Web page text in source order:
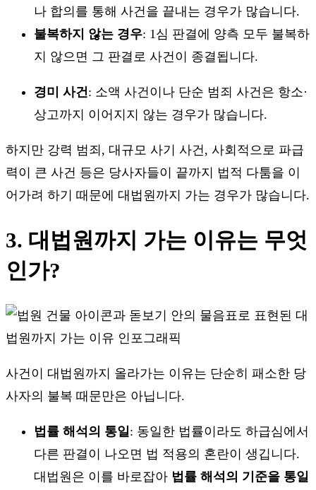
나 합의를 통해 사건을 끝내는 경우가 많습니다.
불복하지 않는 경우: 1심 판결에 양측 모두 불복하
지 않으면 그 판결로 사건이 종결됩니다.
경미 사건: 소액 사건이나 단순 범죄 사건은 항소·
상고까지 이어지지 않는 경우가 많습니다.
하지만 강력 범죄, 대규모 사기 사건, 사회적으로 파급
력이 큰 사건 등은 당사자들이 끝까지 법적 다툼을 이
어가려 하기 때문에 대법원까지 가는 경우가 많습니다.
3. 대법원까지 가는 이유는 무엇
인가?
사건이 대법원까지 올라가는 이유는 단순히 패소한 당
사자의 불복 때문만은 아닙니다.
법률 해석의 통일 : 동일한 법률이라도 하급심에서
다른 판결이 나오면 법 적용의 혼란이 생깁니다.
대법원은 이를 바로잡아 법률 해석의 기준을 통일